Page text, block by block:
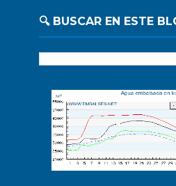
🔍 BUSCAR EN ESTE